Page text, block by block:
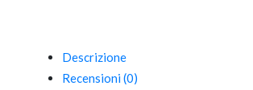
Descrizione
Recensioni (0)